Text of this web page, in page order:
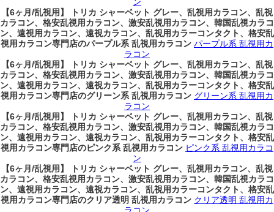
【6ヶ月/乱視用】 トリカ シャーベット グレー、乱視用カラコン、乱視
カラコン、格安乱視用カラコン、激安乱視用カラコン、韓国乱視カラコ
ン、遠視用カラコン、遠視カラコン、乱視用カラーコンタクト、格安乱
視用カラコン専門店のパープル系 乱視用カラコン パープル系 乱視用カ
ラコン
【6ヶ月/乱視用】 トリカ シャーベット グレー、乱視用カラコン、乱視
カラコン、格安乱視用カラコン、激安乱視用カラコン、韓国乱視カラコ
ン、遠視用カラコン、遠視カラコン、乱視用カラーコンタクト、格安乱
視用カラコン専門店のグリーン系 乱視用カラコン グリーン系 乱視用カ
ラコン
【6ヶ月/乱視用】 トリカ シャーベット グレー、乱視用カラコン、乱視
カラコン、格安乱視用カラコン、激安乱視用カラコン、韓国乱視カラコ
ン、遠視用カラコン、遠視カラコン、乱視用カラーコンタクト、格安乱
視用カラコン専門店のピンク系 乱視用カラコン ピンク系 乱視用カラコ
ン
【6ヶ月/乱視用】 トリカ シャーベット グレー、乱視用カラコン、乱視
カラコン、格安乱視用カラコン、激安乱視用カラコン、韓国乱視カラコ
ン、遠視用カラコン、遠視カラコン、乱視用カラーコンタクト、格安乱
視用カラコン専門店のクリア透明 乱視用カラコン クリア透明 乱視用カ